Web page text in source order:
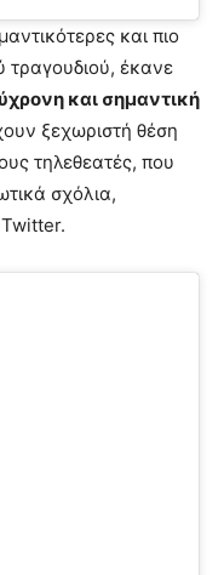
και πιο
έκανε
και σημαντική
ξεχωριστή θέση
τηλεθεατές, που
σχόλια,